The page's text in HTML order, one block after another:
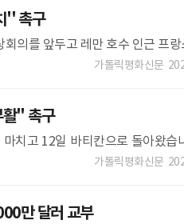
'' 촉구
의를 앞두고 레만 호수 인근 프랑
15일부터 17일까지 열리는 회의
가톨릭평화신문
" 촉구
치고 12일 바티칸으로 돌아왔습
라다 파밀리아 성당 중앙 첨탑인 '
가톨릭평화신문
만 달러 교부